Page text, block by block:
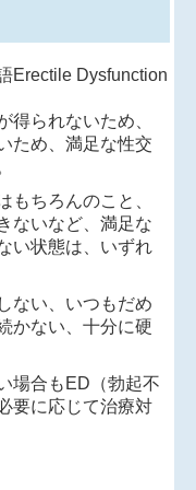
Erectile Dysfunction
得られないため、
ため、満足な性交
もちろんのこと、
ないなど、満足な
い状態は、いずれ
ない、いつもだめ
かない、十分に硬
場合もED（勃起不
要に応じて治療対